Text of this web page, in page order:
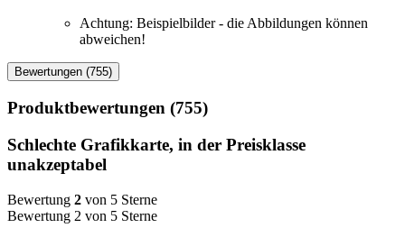
Achtung: Beispielbilder - die Abbildungen können
abweichen!
Bewertungen (755)
Produktbewertungen (755)
Schlechte Grafikkarte, in der Preisklasse
unakzeptabel
Bewertung 2 von 5 Sterne
Bewertung 2 von 5 Sterne